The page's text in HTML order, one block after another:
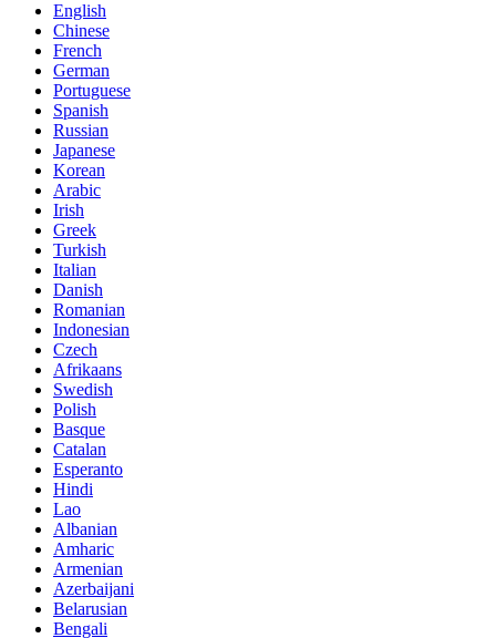
English
Chinese
French
German
Portuguese
Spanish
Russian
Japanese
Korean
Arabic
Irish
Greek
Turkish
Italian
Danish
Romanian
Indonesian
Czech
Afrikaans
Swedish
Polish
Basque
Catalan
Esperanto
Hindi
Lao
Albanian
Amharic
Armenian
Azerbaijani
Belarusian
Bengali